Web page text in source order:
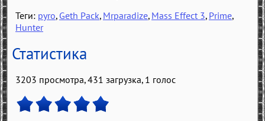
Теги: pyro, Geth Pack, Mrparadize, Mass Effect 3, Prime,
Hunter
Статистика
3203 просмотра, 431 загрузка, 1 голос